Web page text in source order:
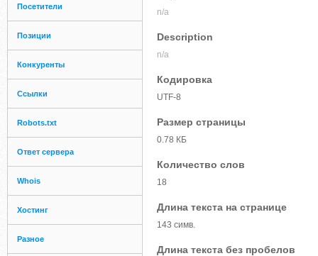
Посетители
Позиции
Конкуренты
Ссылки
Robots.txt
Ответ сервера
Whois
Хостинг
Разное
n/a
Description
n/a
Кодировка
UTF-8
Размер страницы
0.78 КБ
Количество слов
18
Длина текста на странице
143 симв.
Длина текста без пробелов